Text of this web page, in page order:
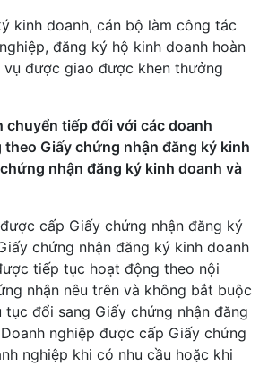
kinh doanh, cán bộ làm công tác
đăng ký hộ kinh doanh hoàn
được giao được khen thưởng
chuyển tiếp đối với các doanh
Giấy chứng nhận đăng ký kinh
nhận đăng ký kinh doanh và
cấp Giấy chứng nhận đăng ký
chứng nhận đăng ký kinh doanh
tiếp tục hoạt động theo nội
nhận nêu trên và không bắt buộc
tục đổi sang Giấy chứng nhận đăng
nghiệp được cấp Giấy chứng
nghiệp khi có nhu cầu hoặc khi